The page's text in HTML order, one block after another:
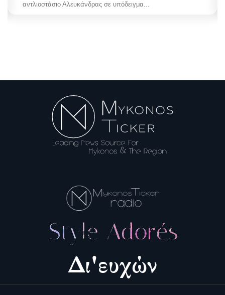
αντλιοστάσιο Αλευκάνδρας σε υπόδειγμα...